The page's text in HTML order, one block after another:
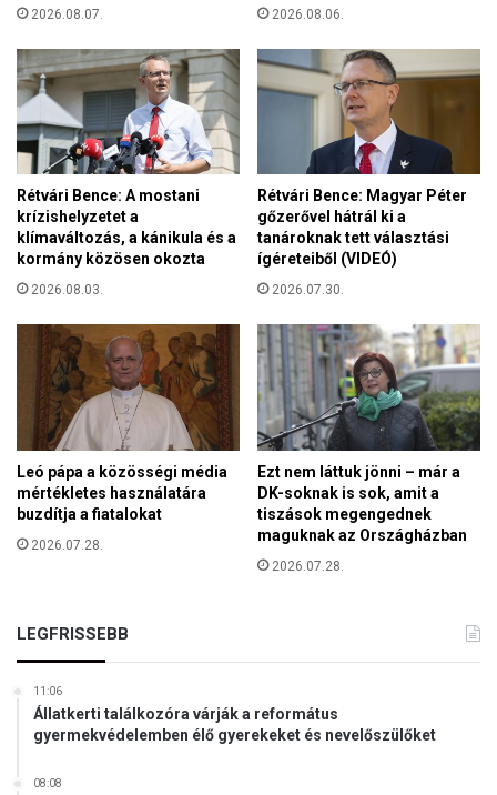
e
ú
j
r
a
t
a
l
p
r
a
k
n
i
!
2026.08.07. 2026.08.06.
Rétvári Bence: A mostani
krízishelyzetet a
klímaváltozás, a kánikula és a
kormány közösen okozta
2026.08.03.
Rétvári Bence: Magyar Péter
gőzerővel hátrál ki a
tanároknak tett választási
ígéreteiből (VIDEÓ)
2026.07.30.
Leó pápa a közösségi média
mértékletes használatára
buzdítja a fiatalokat
2026.07.28.
Ezt nem láttuk jönni – már a
DK-soknak is sok, amit a
tiszások megengednek
maguknak az Országházban
2026.07.28.
LEGFRISSEBB
11:06
Állatkerti találkozóra várják a református
gyermekvédelemben élő gyerekeket és nevelőszülőket
08:08